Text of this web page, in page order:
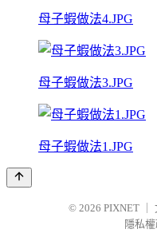
母子蝦做法4.JPG
母子蝦做法3.JPG
母子蝦做法1.JPG
© 2026 PIXNET
隱私